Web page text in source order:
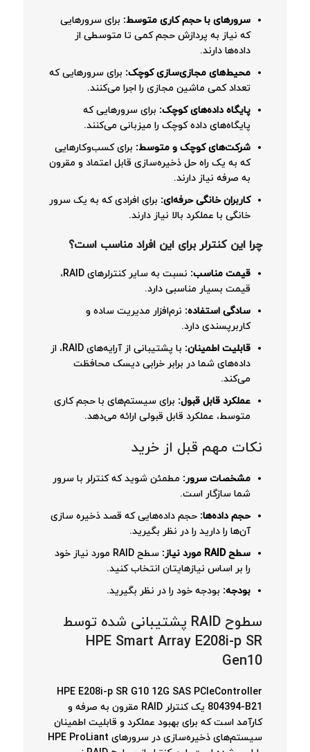
سرورهای با حجم کاری متوسط: برای سرورهایی
که نیاز به پردازش حجم کمی تا متوسطی از
داده‌ها دارند.
محیط‌های مجازی‌سازی کوچک: برای سرورهایی که
تعداد کمی ماشین مجازی را اجرا می‌کنند.
پایگاه داده‌های کوچک: برای سرورهایی که
پایگاه‌های داده کوچک را میزبانی می‌کنند.
شرکت‌های کوچک و متوسط: برای کسب‌وکارهایی
که به یک راه حل ذخیره‌سازی قابل اعتماد و مقرون
به صرفه نیاز دارند.
کاربران خانگی حرفه‌ای: برای افرادی که به یک سرور
خانگی با عملکرد بالا نیاز دارند.
چرا این کنترلر برای این افراد مناسب است؟
قیمت مناسب:
نسبت به سایر کنترلرهای RAID،
قیمت بسیار مناسبی دارد.
سادگی استفاده: نرم‌افزار مدیریت ساده و
کاربرپسندی دارد.
قابلیت اطمینان:
با پشتیبانی از آرایه‌های RAID، از
داده‌های شما در برابر خرابی دیسک محافظت
می‌کند.
عملکرد قابل قبول: برای سیستم‌های با حجم کاری
متوسط، عملکرد قابل قبولی ارائه می‌دهد.
نکات مهم قبل از خرید
مشخصات سرور: مطمئن شوید که کنترلر با سرور
شما سازگار است.
حجم داده‌ها: حجم داده‌هایی که قصد ذخیره سازی
آن‌ها را دارید را در نظر بگیرید.
سطح RAID مورد نیاز:
سطح RAID مورد نیاز خود
را بر اساس نیازهایتان انتخاب کنید.
بودجه: بودجه خود را در نظر بگیرید.
سطوح RAID پشتیبانی شده توسط
HPE Smart Array E208i-p SR
Gen10
HPE E208i-p SR G10 12G SAS PCIeController
804394-B21 یک کنترلر RAID مقرون به صرفه و
کارآمد است که برای بهبود عملکرد و قابلیت اطمینان
سیستم‌های ذخیره‌سازی در سرورهای HPE ProLiant